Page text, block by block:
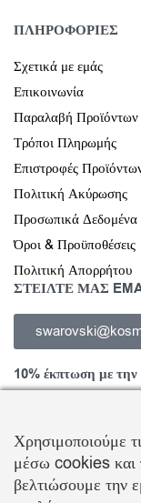
ΠΛΗΡΟΦΟΡΙΕΣ
Σχετικά με εμάς
Επικοινωνία
Παραλαβή Προϊόντων
Τρόποι Πληρωμής
Επιστροφές
Πολιτική Ακύρωσης
Προσωπικά Δεδομένα
Όροι & Προϋποθέσεις
Πολιτική Απορρήτου
ΣΤΕΙΛΤΕ ΜΑΣ
10% έκπτωση με
Εγγραφείτε στο
τάσεις και
Χρησιμοποιούμε
μέσω cookies και
βελτιώσουμε την